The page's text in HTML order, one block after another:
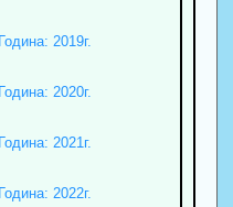
2019г.
2020г.
2021г.
2022г.